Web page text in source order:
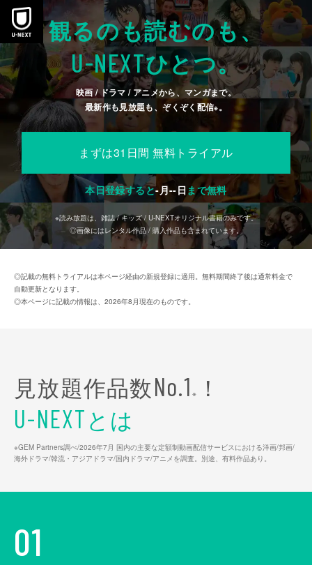
本文へスキップ
観るのも読むのも、
U-NEXTひとつ。
映画 / ドラマ / アニメから、マンガまで。
最新作も見放題も、ぞくぞく配信※。
まずは31日間 無料トライアル
本日登録すると-月--日まで無料
※読み放題は、雑誌 / キッズ / U-NEXTオリジナル書籍のみです。
◎画像にはレンタル作品 / 購入作品も含まれています。
◎記載の無料トライアルは本ページ経由の新規登録に適用。無料期間終了後は通常料金で
自動更新となります。
◎本ページに記載の情報は、2026年8月現在のものです。
見放題作品数No.1 ※ ！
U-NEXTとは
※GEM Partners調べ/2026年7⽉ 国内の主要な定額制動画配信サービスにおける洋画/邦画/
海外ドラマ/韓流・アジアドラマ/国内ドラマ/アニメを調査。別途、有料作品あり。
01